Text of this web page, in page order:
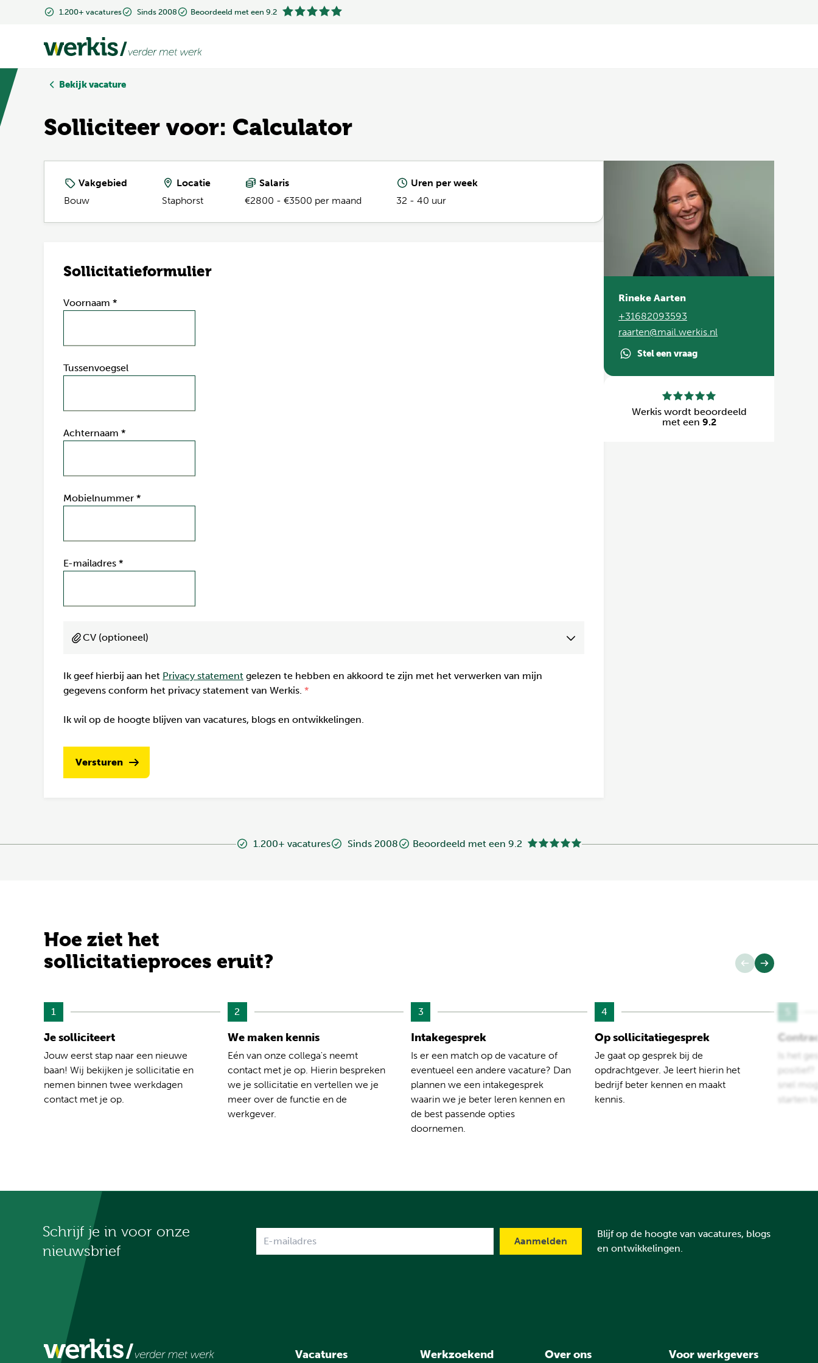
1.200+ vacatures Sinds 2008 Beoordeeld met een 9.2
1.200+ vacatures Sinds 2008 Beoordeeld met een 9.2
Bekijk vacature
Solliciteer voor: Calculator
Vakgebied
Bouw
Locatie
Staphorst
Salaris
€2800 - €3500 per maand
Uren per week
32 - 40 uur
Sollicitatieformulier
Voornaam *
Tussenvoegsel
Achternaam *
Mobielnummer *
E-mailadres *
CV (optioneel)
Ik geef hierbij aan het Privacy statement gelezen te hebben en akkoord te zijn met het verwerken van mijn
gegevens conform het privacy statement van Werkis.
Ik wil op de hoogte blijven van vacatures, blogs en ontwikkelingen.
Versturen
Rineke Aarten
+31682093593
raarten@mail.werkis.nl
Stel een vraag
Werkis wordt beoordeeld
met een 9.2
1.200+ vacatures Sinds 2008 Beoordeeld met een 9.2
Hoe ziet het
sollicitatieproces eruit?
1
Je solliciteert
Jouw eerst stap naar een nieuwe
baan! Wij bekijken je sollicitatie en
nemen binnen twee werkdagen
contact met je op.
2
We maken kennis
Eén van onze collega's neemt
contact met je op. Hierin bespreken
we je sollicitatie en vertellen we je
meer over de functie en de
werkgever.
3
Intakegesprek
Is er een match op de vacature of
eventueel een andere vacature? Dan
plannen we een intakegesprek
waarin we je beter leren kennen en
de best passende opties
doornemen.
4
Op sollicitatiegesprek
Je gaat op gesprek bij de
opdrachtgever. Je leert hierin het
bedrijf beter kennen en maakt
kennis.
Is het
snel
starten
Schrijf je in voor onze
nieuwsbrief
Blijf op de hoogte van vacatures, blogs
en ontwikkelingen.
Vacatures Werkzoekend Over ons Voor werkgevers